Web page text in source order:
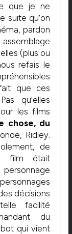
que je ne
suite qu’on
pardon
(plus ou
refais le
que ces
qu’elles
les films
chose, du
Ridley.
de
film était
décisions
facilité
du
qui vient